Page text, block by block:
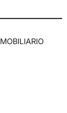
MOBILIARIO